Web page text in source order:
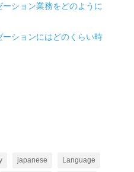
ション業務をどのように
ションにはどのくらい時
japanese Language